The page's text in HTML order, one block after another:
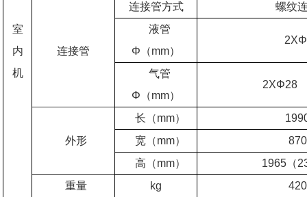
室
内
机
连接管
连接管方式
螺纹
液管
Φ（mm）
气管
Φ（mm）
2XΦ28
外形
长（mm）
宽（mm）
870
高（mm）
1965（
重量
kg 420